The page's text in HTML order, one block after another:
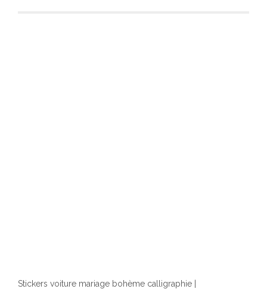
Stickers voiture mariage bohème calligraphie |